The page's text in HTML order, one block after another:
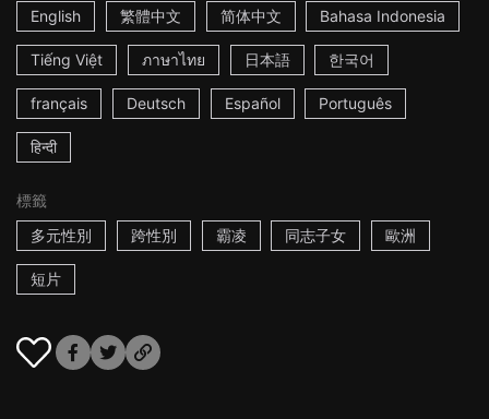
English
繁體中文 简体中文 Bahasa Indonesia
Tiếng Việt ภาษาไทย 日本語 한국어
français Deutsch Español Português
हिन्दी
標籤
多元性別
跨性別 霸凌 同志子女 歐洲
短片